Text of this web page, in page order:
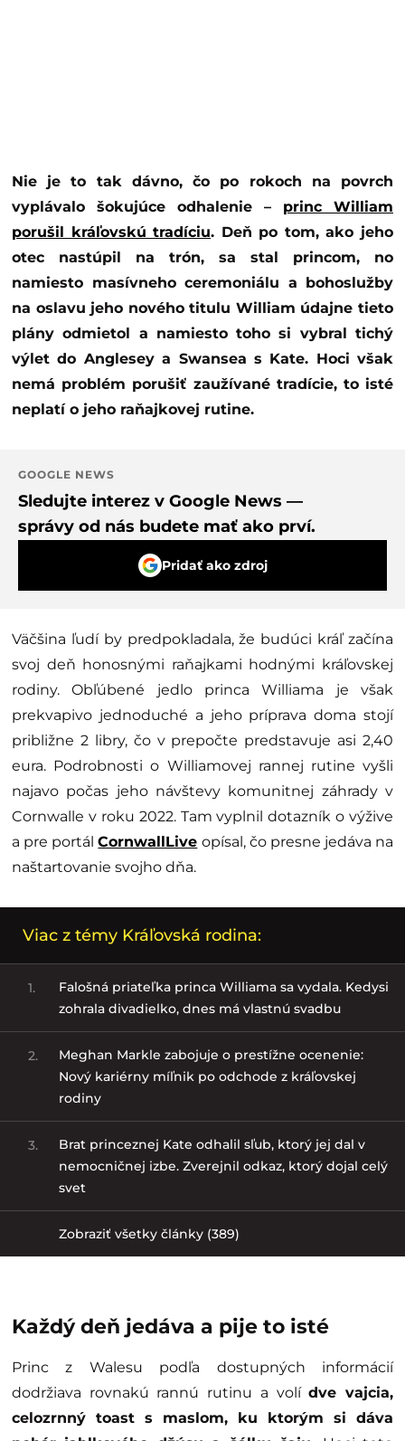
Nie je to tak dávno, čo po rokoch na povrch
vyplávalo šokujúce odhalenie – princ William
porušil kráľovskú tradíciu. Deň po tom, ako jeho
otec nastúpil na trón, sa stal princom, no
namiesto masívneho ceremoniálu a bohoslužby
na oslavu jeho nového titulu William údajne tieto
plány odmietol a namiesto toho si vybral tichý
výlet do Anglesey a Swansea s Kate. Hoci však
nemá problém porušiť zaužívané tradície, to isté
neplatí o jeho raňajkovej rutine.
GOOGLE NEWS
Sledujte interez v Google News —
správy od nás budete mať ako prví.
Pridať ako zdroj
Väčšina ľudí by predpokladala, že budúci kráľ začína
svoj deň honosnými raňajkami hodnými kráľovskej
rodiny. Obľúbené jedlo princa Williama je však
prekvapivo jednoduché a jeho príprava doma stojí
približne 2 libry, čo v prepočte predstavuje asi 2,40
eura. Podrobnosti o Williamovej rannej rutine vyšli
najavo počas jeho návštevy komunitnej záhrady v
Cornwalle v roku 2022. Tam vyplnil dotazník o výžive
a pre portálCornwallLive opísal, čo presne jedáva na
naštartovanie svojho dňa.
Viac z témy Kráľovská rodina:
1.
Falošná priateľka princa Williama sa vydala. Kedysi
zohrala divadielko, dnes má vlastnú svadbu
2.
Meghan Markle zabojuje o prestížne ocenenie:
Nový kariérny míľnik po odchode z kráľovskej
rodiny
3.
Brat princeznej Kate odhalil sľub, ktorý jej dal v
nemocničnej izbe. Zverejnil odkaz, ktorý dojal celý
svet
Zobraziť všetky články (389)
Každý deň jedáva a pije to isté
Princ z Walesu podľa dostupných informácií
dodržiava rovnakú rannú rutinu a volídve vajcia,
celozrnný toast s maslom, ku ktorým si dáva